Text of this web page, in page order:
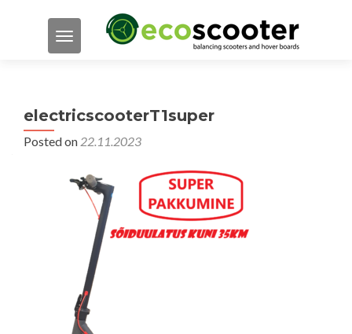
TOGGLE NAVIGATION
electricscooterT1super
Posted on 22.11.2023